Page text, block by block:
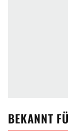
BEKANNT